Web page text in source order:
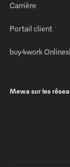
Carrière
Portail client
buy4work
Mewa sur les